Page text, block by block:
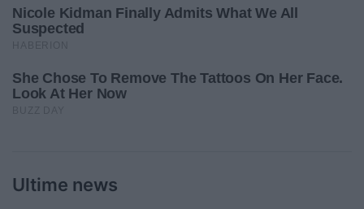
Ultime news